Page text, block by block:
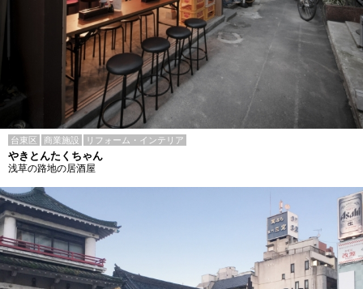
台東区 商業施設 リフォーム・インテリア
やきとんたくちゃん
浅草の路地の居酒屋